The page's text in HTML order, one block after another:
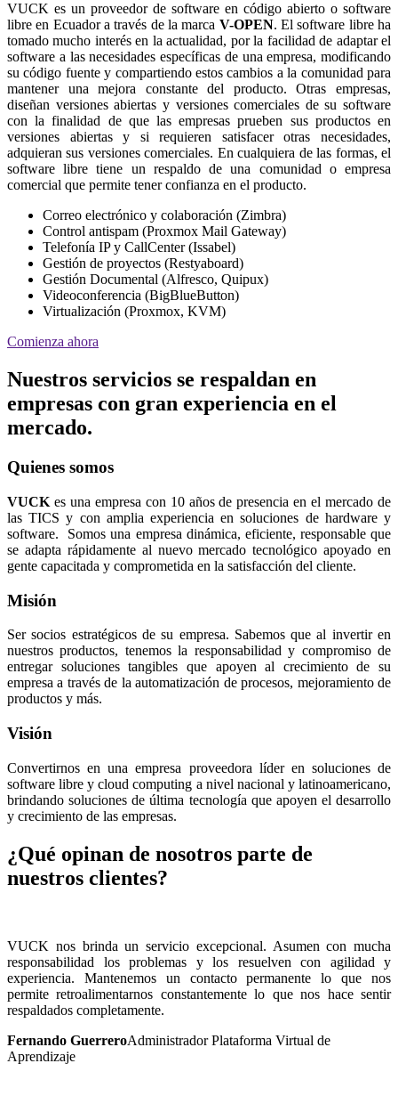
VUCK es un proveedor de software en código abierto o software
libre en Ecuador a través de la marca V-OPEN. El software libre ha
tomado mucho interés en la actualidad, por la facilidad de adaptar el
software a las necesidades específicas de una empresa, modificando
su código fuente y compartiendo estos cambios a la comunidad para
mantener una mejora constante del producto. Otras empresas,
diseñan versiones abiertas y versiones comerciales de su software
con la finalidad de que las empresas prueben sus productos en
versiones abiertas y si requieren satisfacer otras necesidades,
adquieran sus versiones comerciales. En cualquiera de las formas, el
software libre tiene un respaldo de una comunidad o empresa
comercial que permite tener confianza en el producto.
Correo electrónico y colaboración (Zimbra)
Control antispam (Proxmox Mail Gateway)
Telefonía IP y CallCenter (Issabel)
Gestión de proyectos (Restyaboard)
Gestión Documental (Alfresco, Quipux)
Videoconferencia (BigBlueButton)
Virtualización (Proxmox, KVM)
Comienza ahora
Nuestros servicios se respaldan en
empresas con gran experiencia en el
mercado.
Quienes somos
VUCK es una empresa con 10 años de presencia en el mercado de
las TICS y con amplia experiencia en soluciones de hardware y
software. Somos una empresa dinámica, eficiente, responsable que
se adapta rápidamente al nuevo mercado tecnológico apoyado en
gente capacitada y comprometida en la satisfacción del cliente.
Misión
Ser socios estratégicos de su empresa. Sabemos que al invertir en
nuestros productos, tenemos la responsabilidad y compromiso de
entregar soluciones tangibles que apoyen al crecimiento de su
empresa a través de la automatización de procesos, mejoramiento de
productos y más.
Visión
Convertirnos en una empresa proveedora líder en soluciones de
software libre y cloud computing a nivel nacional y latinoamericano,
brindando soluciones de última tecnología que apoyen el desarrollo
y crecimiento de las empresas.
¿Qué opinan de nosotros parte de
nuestros clientes?
VUCK nos brinda un servicio excepcional. Asumen con mucha
responsabilidad los problemas y los resuelven con agilidad y
experiencia. Mantenemos un contacto permanente lo que nos
permite retroalimentarnos constantemente lo que nos hace sentir
respaldados completamente.
Fernando GuerreroAdministrador Plataforma Virtual de
Aprendizaje